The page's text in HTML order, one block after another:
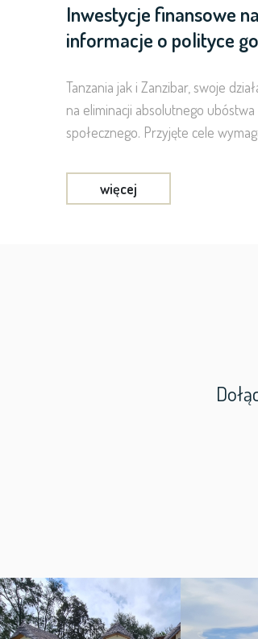
Inwestycje finansowe
informacje o polityce
Tanzania jak i Zanzibar, swoje
na eliminacji absolutnego
społecznego. Przyjęte cele
więcej